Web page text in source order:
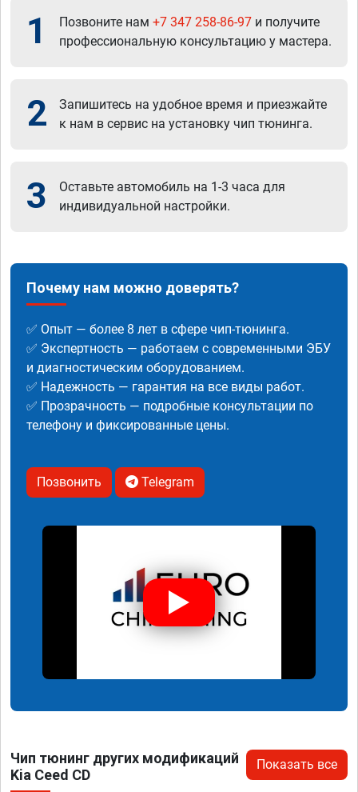
1 Позвоните нам +7 347 258-86-97 и получите
профессиональную консультацию у мастера.
2
Запишитесь на удобное время и приезжайте
к нам в сервис на установку чип тюнинга.
3
Оставьте автомобиль на 1-3 часа для
индивидуальной настройки.
Почему нам можно доверять?
✅ Опыт — более 8 лет в сфере чип-тюнинга.
✅ Экспертность — работаем с современными ЭБУ
и диагностическим оборудованием.
✅ Надежность — гарантия на все виды работ.
✅ Прозрачность — подробные консультации по
телефону и фиксированные цены.
Позвонить Telegram
Чип тюнинг других модификаций
Kia Ceed CD
Показать все